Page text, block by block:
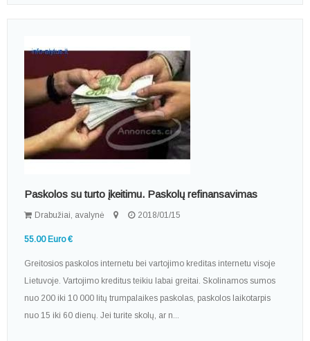
Paskolos su turto įkeitimu. Paskolų refinansavimas
Drabužiai, avalynė 2018/01/15
55.00 Euro €
Greitosios paskolos internetu bei vartojimo kreditas internetu visoje
Lietuvoje. Vartojimo kreditus teikiu labai greitai. Skolinamos sumos
nuo 200 iki 10 000 litų trumpalaikes paskolas, paskolos laikotarpis
nuo 15 iki 60 dienų. Jei turite skolų, ar n...